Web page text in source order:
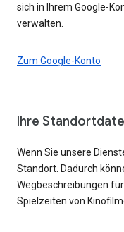
sich in Ihrem Google-
verwalten.
Zum Google-Konto
Ihre
Wenn Sie unsere
Standort. Dadurch
Wegbeschreibungen
Spielzeiten von